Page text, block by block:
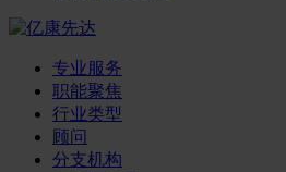
专业服务
职能聚焦
行业类型
顾问
分支机构